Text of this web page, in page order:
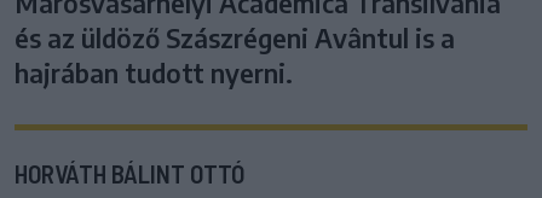
és az üldöző Szászrégeni Avântul is a
hajrában tudott nyerni.
HORVÁTH BÁLINT OTTÓ